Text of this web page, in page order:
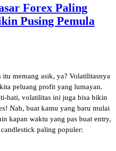
Forex Paling
Pusing Pemula
itu memang asik, ya? Volatilitasnya
peluang profit yang lumayan.
hati, volatilitas ini juga bisa bikin
Nah, buat kamu yang baru mulai
kapan waktu yang pas buat entry,